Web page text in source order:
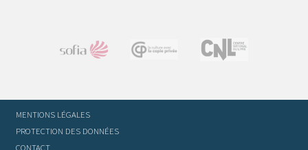
MENTIONS LÉGALES
PROTECTION DES DONNÉES
CONTACT